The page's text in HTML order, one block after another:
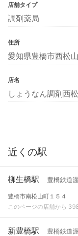
店舗タイプ
調剤薬局
住所
愛知県豊橋市西松
店名
しょうなん調剤西
近くの駅
柳生橋駅 豊橋鉄道
豊橋市南松山町１５４
このページの店舗から
新豊橋駅 豊橋鉄道